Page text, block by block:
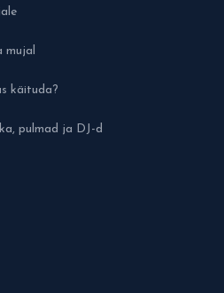
mujal
käituda?
pulmad ja DJ-d